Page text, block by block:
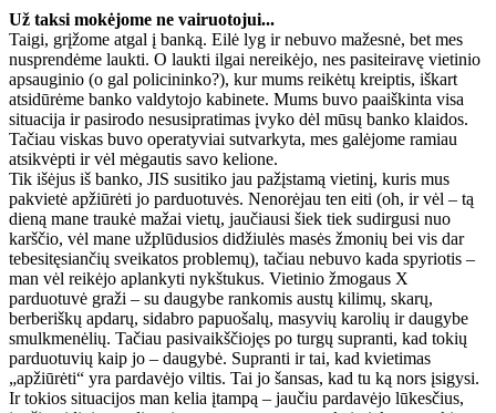
Už taksi mokėjome ne vairuotojui...
Taigi, grįžome atgal į banką. Eilė lyg ir nebuvo mažesnė, bet mes
nusprendėme laukti. O laukti ilgai nereikėjo, nes pasiteiravę vietinio
apsauginio (o gal policininko?), kur mums reikėtų kreiptis, iškart
atsidūrėme banko valdytojo kabinete. Mums buvo paaiškinta visa
situacija ir pasirodo nesusipratimas įvyko dėl mūsų banko klaidos.
Tačiau viskas buvo operatyviai sutvarkyta, mes galėjome ramiau
atsikvėpti ir vėl mėgautis savo kelione.
Tik išėjus iš banko, JIS susitiko jau pažįstamą vietinį, kuris mus
pakvietė apžiūrėti jo parduotuvės. Nenorėjau ten eiti (oh, ir vėl – tą
dieną mane traukė mažai vietų, jaučiausi šiek tiek sudirgusi nuo
karščio, vėl mane užplūdusios didžiulės masės žmonių bei vis dar
tebesitęsiančių sveikatos problemų), tačiau nebuvo kada spyriotis –
man vėl reikėjo aplankyti nykštukus. Vietinio žmogaus X
parduotuvė graži – su daugybe rankomis austų kilimų, skarų,
berberiškų apdarų, sidabro papuošalų, masyvių karolių ir daugybe
smulkmenėlių. Tačiau pasivaikščiojęs po turgų supranti, kad tokių
parduotuvių kaip jo – daugybė. Supranti ir tai, kad kvietimas
„apžiūrėti“ yra pardavėjo viltis. Tai jo šansas, kad tu ką nors įsigysi.
Ir tokios situacijos man kelia įtampą – jaučiu pardavėjo lūkesčius,